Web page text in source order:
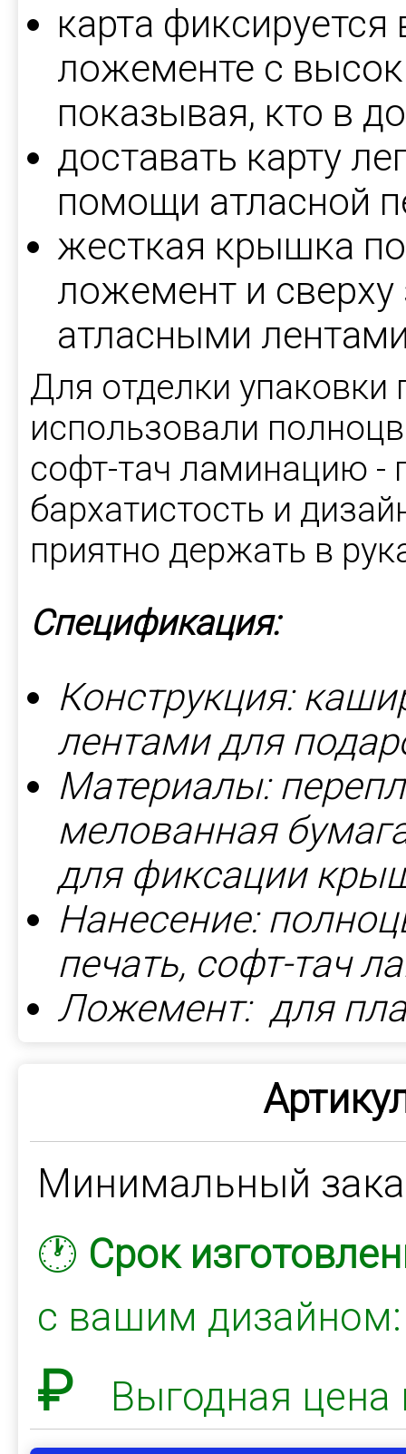
карта
ложементе с
показывая, кто в
доставать карту
помощи атласной
жесткая крышка
ложемент и сверху
атласными
Для отделки упаковки
использовали
софт-тач ламинацию -
бархатистость и
приятно держать в
Спецификация:
Конструкция:
лентами для
Материалы:
мелованная
для фиксации
Нанесение:
печать, софт-тач
Ложемент: для
Минимальный
🕐 Срок
с вашим
₽ Выгодная